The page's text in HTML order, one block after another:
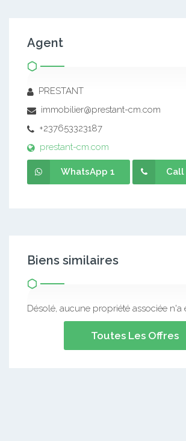
Agent
PRESTANT
immobilier@prestant-cm.com
+237653323187
prestant-cm.com
WhatsApp 1 Call
Biens similaires
Désolé, aucune propriété associée n'a
Toutes Les Offres